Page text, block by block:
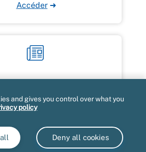
Accéder ➜
du service social, de l'action
Est, recevez dans votre boite
de nos actualités 3 à 4
fois par an.
and gives you control over what you
policy
Deny all cookies